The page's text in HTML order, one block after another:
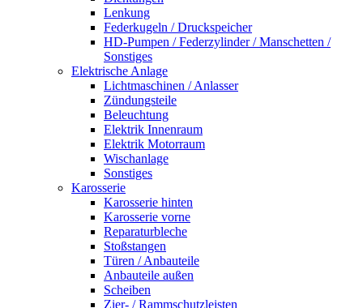
Lenkung
Federkugeln / Druckspeicher
HD-Pumpen / Federzylinder / Manschetten /
Sonstiges
Elektrische Anlage
Lichtmaschinen / Anlasser
Zündungsteile
Beleuchtung
Elektrik Innenraum
Elektrik Motorraum
Wischanlage
Sonstiges
Karosserie
Karosserie hinten
Karosserie vorne
Reparaturbleche
Stoßstangen
Türen / Anbauteile
Anbauteile außen
Scheiben
Zier- / Rammschutzleisten